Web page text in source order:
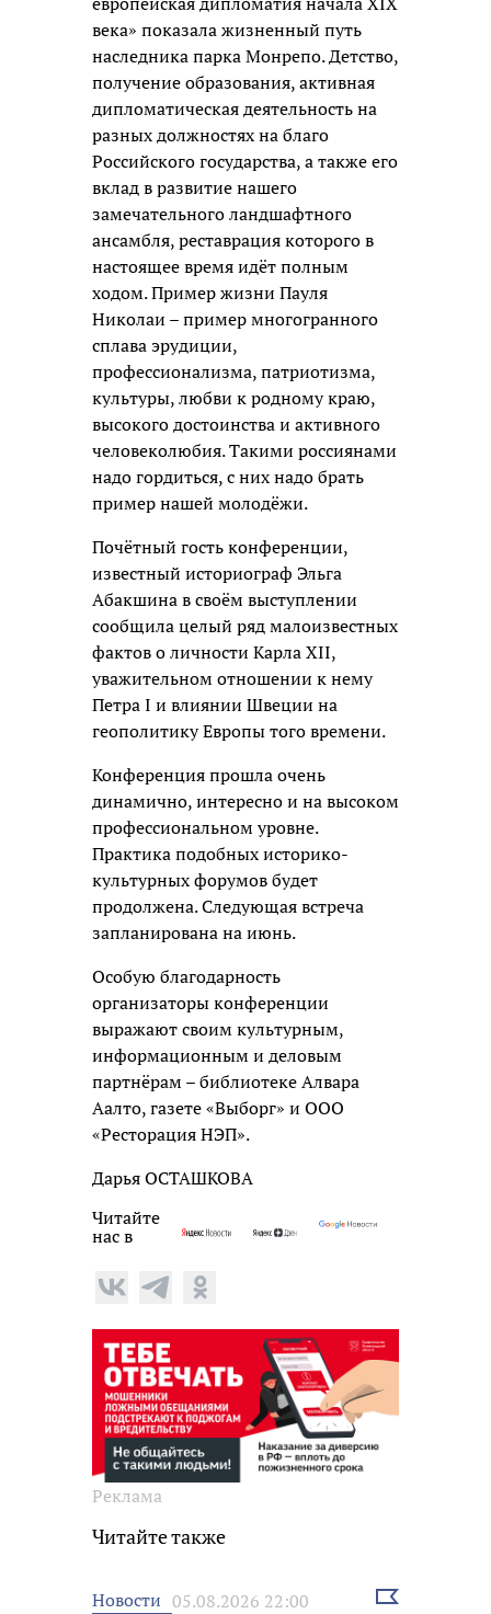
века» показала жизненный путь
наследника парка Монрепо. Детство,
получение образования, активная
дипломатическая деятельность на
разных должностях на благо
Российского государства, а также его
вклад в развитие нашего
замечательного ландшафтного
ансамбля, реставрация которого в
настоящее время идёт полным
ходом. Пример жизни Пауля
Николаи – пример многогранного
сплава эрудиции,
профессионализма, патриотизма,
культуры, любви к родному краю,
высокого достоинства и активного
человеколюбия. Такими россиянами
надо гордиться, с них надо брать
пример нашей молодёжи.
Почётный гость конференции,
известный историограф Эльга
Абакшина в своём выступлении
сообщила целый ряд малоизвестных
фактов о личности Карла XII,
уважительном отношении к нему
Петра I и влиянии Швеции на
геополитику Европы того времени.
Конференция прошла очень
динамично, интересно и на высоком
профессиональном уровне.
Практика подобных историко-
культурных форумов будет
продолжена. Следующая встреча
запланирована на июнь.
Особую благодарность
организаторы конференции
выражают своим культурным,
информационным и деловым
партнёрам – библиотеке Алвара
Аалто, газете «Выборг» и ООО
«Ресторация НЭП».
Дарья ОСТАШКОВА
Читайте
нас в
Реклама
Читайте также
Новости 05.08.2026 22:00
Выбрать